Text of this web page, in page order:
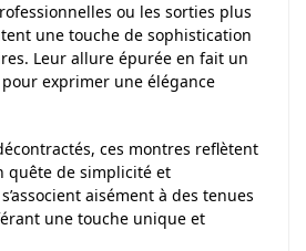
ou les sorties plus
une touche de sophistication
Leur allure épurée en fait un
exprimer une élégance
ces montres reflètent
quête de simplicité et
aisément à des tenues
une touche unique et